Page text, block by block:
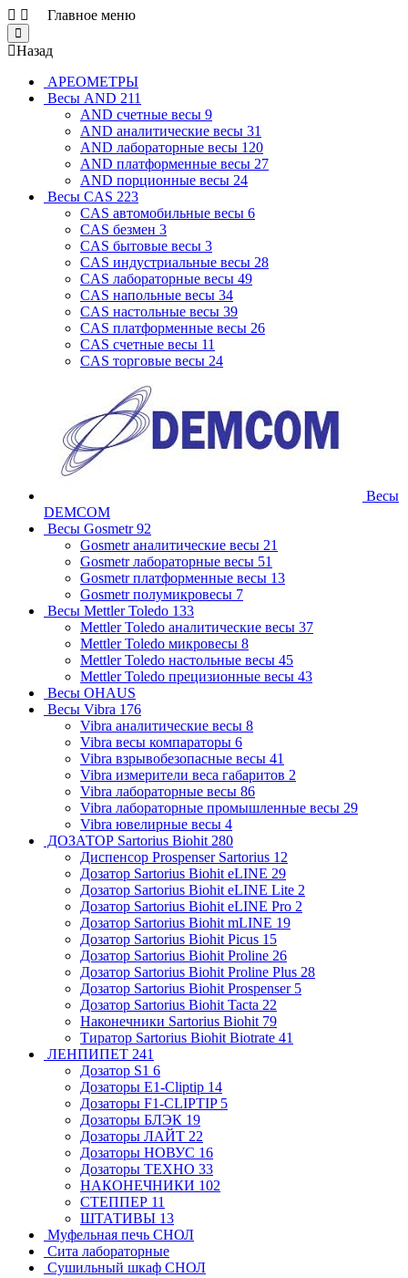
Главное меню
Close
Назад
АРЕОМЕТРЫ
Весы AND 211
AND cчетные весы 9
AND аналитические весы 31
AND лабораторные весы 120
AND платформенные весы 27
AND порционные весы 24
Весы CAS 223
CAS автомобильные весы 6
CAS безмен 3
CAS бытовые весы 3
CAS индустриальные весы 28
CAS лабораторные весы 49
CAS напольные весы 34
CAS настольные весы 39
CAS платформенные весы 26
CAS счетные весы 11
CAS торговые весы 24
Весы
DEMCOM
Весы Gosmetr92
Gosmetr аналитические весы 21
Gosmetr лабораторные весы 51
Gosmetr платформенные весы 13
Gosmetr полумикровесы 7
Весы Mettler Toledo 133
Mettler Toledo аналитические весы 37
Mettler Toledo микровесы 8
Mettler Toledo настольные весы 45
Mettler Toledo прецизионные весы 43
Весы OHAUS
Весы Vibra 176
Vibra аналитические весы 8
Vibra весы компараторы 6
Vibra взрывобезопасные весы 41
Vibra измерители веса габаритов 2
Vibra лабораторные весы 86
Vibra лабораторные промышленные весы 29
Vibra ювелирные весы 4
ДОЗАТОР Sartorius Biohit 280
Диспенсор Prospenser Sartorius 12
Дозатор Sartorius Biohit eLINE 29
Дозатор Sartorius Biohit eLINE Lite 2
Дозатор Sartorius Biohit eLINE Pro 2
Дозатор Sartorius Biohit mLINE 19
Дозатор Sartorius Biohit Picus 15
Дозатор Sartorius Biohit Proline 26
Дозатор Sartorius Biohit Proline Plus 28
Дозатор Sartorius Biohit Prospenser 5
Дозатор Sartorius Biohit Tacta 22
Наконечники Sartorius Biohit 79
Тиратор Sartorius Biohit Biotrate 41
ЛЕНПИПЕТ 241
Дозатор S1 6
Дозаторы E1-Cliptip 14
Дозаторы F1-CLIPTIP 5
Дозаторы БЛЭК 19
Дозаторы ЛАЙТ 22
Дозаторы НОВУС 16
Дозаторы ТЕХНО 33
НАКОНЕЧНИКИ 102
СТЕППЕР 11
ШТАТИВЫ 13
Муфельная печь СНОЛ
Сита лабораторные
Сушильный шкаф СНОЛ